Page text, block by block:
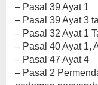
– Pasal 39 Ayat 1
– Pasal 39 Ayat 3
– Pasal 32 Ayat 1
– Pasal 40 Ayat 1,
– Pasal 47 Ayat 4
– Pasal 2